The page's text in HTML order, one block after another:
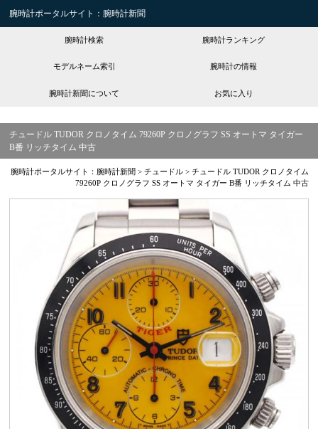
腕時計ポータルサイト：腕時計新聞
腕時計検索 腕時計ランキング
モデルネーム索引 腕時計の情報
腕時計新聞について お気に入り
チュードル TUDOR クロノタイム 79260P クロノグラフ SS オートマ タイガー
B番 リッチタイム 中古
腕時計ポータルサイト：腕時計新聞 > チュードル> チュードル TUDOR クロノタイム
79260P クロノグラフ SS オートマ タイガー B番 リッチタイム 中古